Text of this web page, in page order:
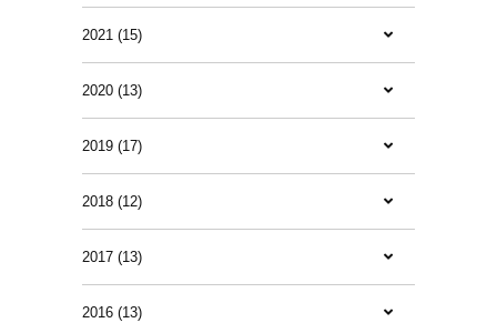
2021 (15)
2020 (13)
2019 (17)
2018 (12)
2017 (13)
2016 (13)